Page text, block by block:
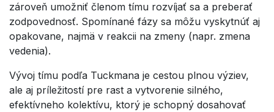
zároveň umožniť členom tímu rozvíjať sa a preberať
zodpovednosť. Spomínané fázy sa môžu vyskytnúť aj
opakovane, najmä v reakcii na zmeny (napr. zmena
vedenia).
Vývoj tímu podľa Tuckmana je cestou plnou výziev,
ale aj príležitostí pre rast a vytvorenie silného,
efektívneho kolektívu, ktorý je schopný dosahovať